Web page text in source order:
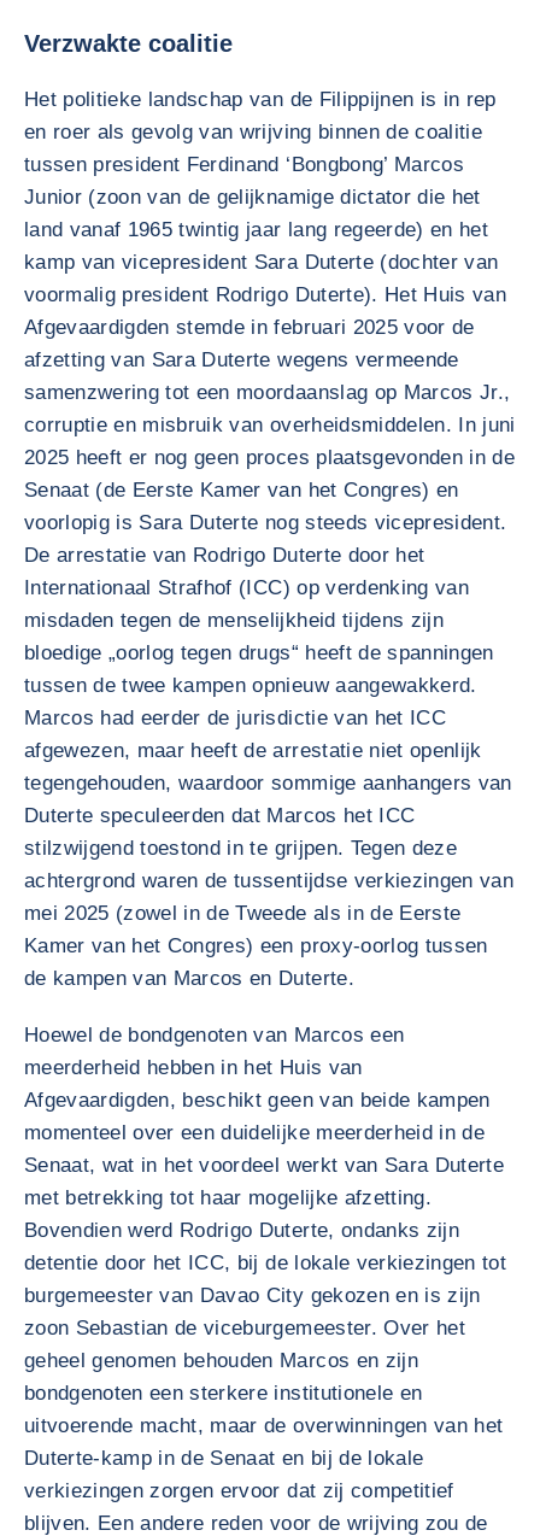
Verzwakte coalitie
Het politieke landschap van de Filippijnen is in rep
en roer als gevolg van wrijving binnen de coalitie
tussen president Ferdinand ‘Bongbong’ Marcos
Junior (zoon van de gelijknamige dictator die het
land vanaf 1965 twintig jaar lang regeerde) en het
kamp van vicepresident Sara Duterte (dochter van
voormalig president Rodrigo Duterte). Het Huis van
Afgevaardigden stemde in februari 2025 voor de
afzetting van Sara Duterte wegens vermeende
samenzwering tot een moordaanslag op Marcos Jr.,
corruptie en misbruik van overheidsmiddelen. In juni
2025 heeft er nog geen proces plaatsgevonden in de
Senaat (de Eerste Kamer van het Congres) en
voorlopig is Sara Duterte nog steeds vicepresident.
De arrestatie van Rodrigo Duterte door het
Internationaal Strafhof (ICC) op verdenking van
misdaden tegen de menselijkheid tijdens zijn
bloedige „oorlog tegen drugs“ heeft de spanningen
tussen de twee kampen opnieuw aangewakkerd.
Marcos had eerder de jurisdictie van het ICC
afgewezen, maar heeft de arrestatie niet openlijk
tegengehouden, waardoor sommige aanhangers van
Duterte speculeerden dat Marcos het ICC
stilzwijgend toestond in te grijpen. Tegen deze
achtergrond waren de tussentijdse verkiezingen van
mei 2025 (zowel in de Tweede als in de Eerste
Kamer van het Congres) een proxy-oorlog tussen
de kampen van Marcos en Duterte.
Hoewel de bondgenoten van Marcos een
meerderheid hebben in het Huis van
Afgevaardigden, beschikt geen van beide kampen
momenteel over een duidelijke meerderheid in de
Senaat, wat in het voordeel werkt van Sara Duterte
met betrekking tot haar mogelijke afzetting.
Bovendien werd Rodrigo Duterte, ondanks zijn
detentie door het ICC, bij de lokale verkiezingen tot
burgemeester van Davao City gekozen en is zijn
zoon Sebastian de viceburgemeester. Over het
geheel genomen behouden Marcos en zijn
bondgenoten een sterkere institutionele en
uitvoerende macht, maar de overwinningen van het
Duterte-kamp in de Senaat en bij de lokale
verkiezingen zorgen ervoor dat zij competitief
blijven. Een andere reden voor de wrijving zou de